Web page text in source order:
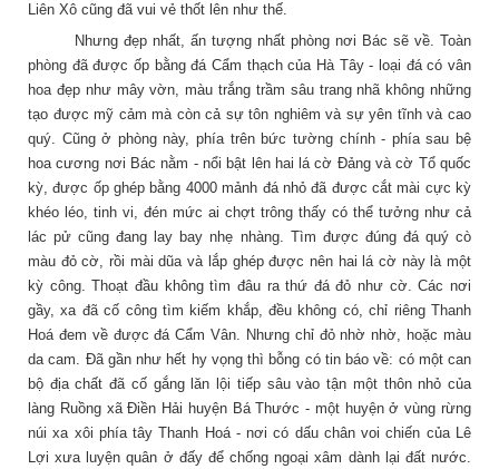
Liên Xô cũng đã vui vẻ thốt lên như thế.
Nhưng đẹp nhất, ấn tượng nhất phòng nơi Bác sẽ về. Toàn
phòng đã được ốp bằng đá Cẩm thạch của Hà Tây - loại đá có vân
hoa đẹp như mây vờn, màu trắng trầm sâu trang nhã không những
tạo được mỹ cảm mà còn cả sự tôn nghiêm và sự yên tĩnh và cao
quý. Cũng ở phòng này, phía trên bức tường chính - phía sau bệ
hoa cương nơi Bác nằm - nổi bật lên hai lá cờ Đảng và cờ Tổ quốc
kỳ, được ốp ghép bằng 4000 mảnh đá nhỏ đã được cắt mài cực kỳ
khéo léo, tinh vi, đén mức ai chợt trông thấy có thể tưởng như cả
lác pử cũng đang lay bay nhẹ nhàng. Tìm được đúng đá quý cò
màu đỏ cờ, rồi mài dũa và lắp ghép được nên hai lá cờ này là một
kỳ công. Thoạt đầu không tìm đâu ra thứ đá đỏ như cờ. Các nơi
gầy, xa đã cố công tìm kiếm khắp, đều không có, chỉ riêng Thanh
Hoá đem về được đá Cẩm Vân. Nhưng chỉ đỏ nhờ nhờ, hoặc màu
da cam. Đã gần như hết hy vọng thì bỗng có tin báo về: có một can
bộ địa chất đã cố gắng lăn lội tiếp sâu vào tận một thôn nhỏ của
làng Ruồng xã Điền Hải huyện Bá Thước - một huyện ở vùng rừng
núi xa xôi phía tây Thanh Hoá - nơi có dấu chân voi chiến của Lê
Lợi xưa luyện quân ở đấy để chống ngoại xâm dành lại đất nước.